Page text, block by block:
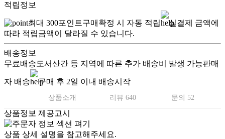
적립정보
최대 300포인트구매확정 시 자동 적립
실결제 금액에
따라 적립금액이 달라질 수 있습니다.
배송정보
무료배송도서산간 등 지역에 따른 추가 배송비 발생 가능판매
자 배송 구매 후 2일 이내 배송시작
상품소개 리뷰 640 문의 52
상품정보 제공고시
상품 상세 설명을 참고해주세요.